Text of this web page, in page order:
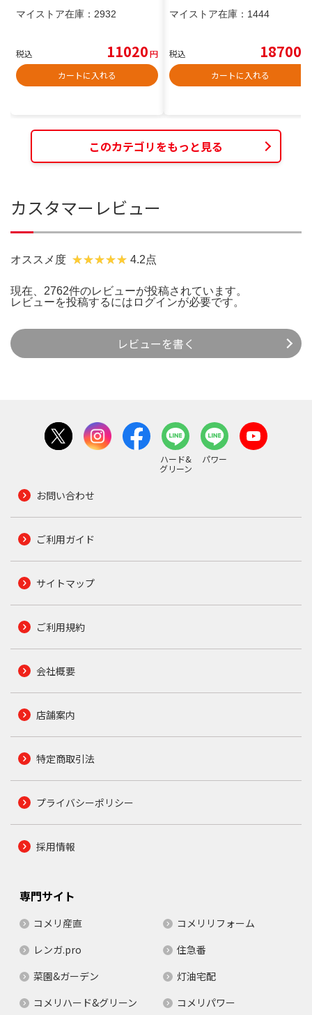
マイストア在庫： 2932
税込 11020円
カートに入れる
マイストア在庫： 1444
税込 18700
カートに入れる
このカテゴリをもっと見る
カスタマーレビュー
オススメ度 4.2点
現在、2762件のレビューが投稿されています。
レビューを投稿するには ログインが必要です。
レビューを書く
ハード&
グリーン
パワー
お問い合わせ
ご利用ガイド
サイトマップ
ご利用規約
会社概要
店舗案内
特定商取引法
プライバシーポリシー
採用情報
専門サイト
コメリ産直
コメリリフォーム
レンガ.pro
住急番
菜園&ガーデン
灯油宅配
コメリハード&グリーン
コメリパワー